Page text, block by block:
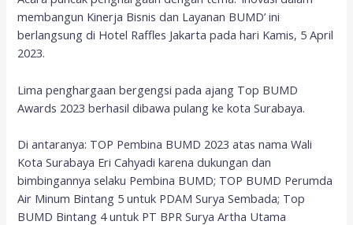
membangun Kinerja Bisnis dan Layanan BUMD’ ini
berlangsung di Hotel Raffles Jakarta pada hari Kamis, 5 April
2023.
Lima penghargaan bergengsi pada ajang Top BUMD
Awards 2023 berhasil dibawa pulang ke kota Surabaya.
Di antaranya: TOP Pembina BUMD 2023 atas nama Wali
Kota Surabaya Eri Cahyadi karena dukungan dan
bimbingannya selaku Pembina BUMD; TOP BUMD Perumda
Air Minum Bintang 5 untuk PDAM Surya Sembada; Top
BUMD Bintang 4 untuk PT BPR Surya Artha Utama